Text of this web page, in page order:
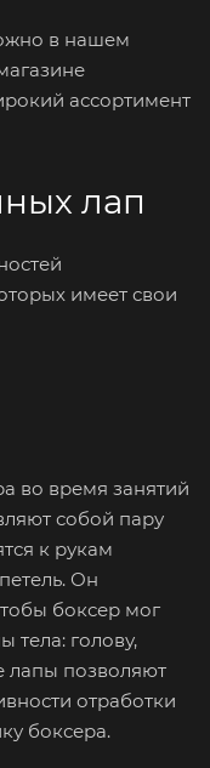
в нашем
ассортимент
лап
имеет свои
во время занятий
собой пару
к рукам
Он
боксер мог
тела: голову,
лапы позволяют
отработки
боксера.